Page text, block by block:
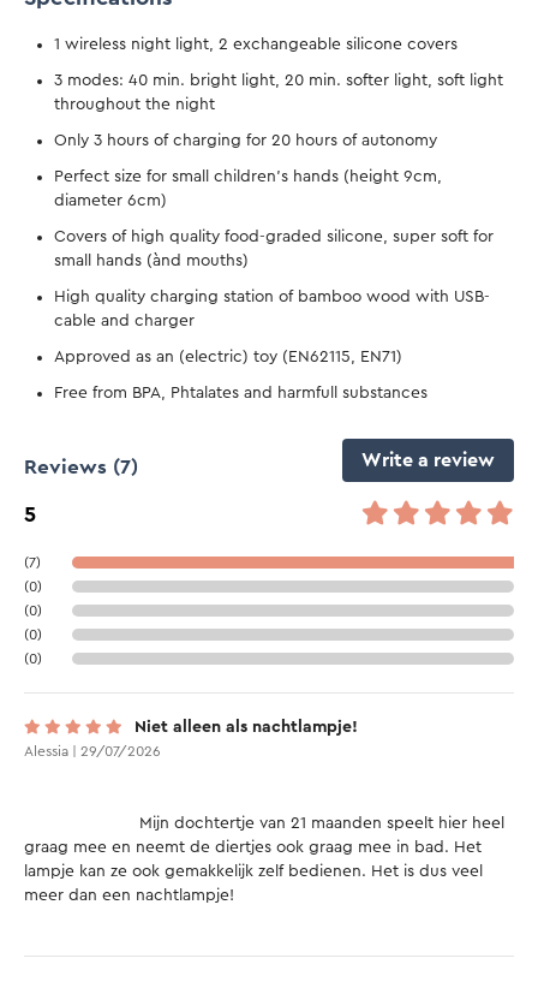
1 wireless night light, 2 exchangeable silicone covers
3 modes: 40 min. bright light, 20 min. softer light, soft light
throughout the night
Only 3 hours of charging for 20 hours of autonomy
Perfect size for small children's hands (height 9cm,
diameter 6cm)
Covers of high quality food-graded silicone, super soft for
small hands (ànd mouths)
High quality charging station of bamboo wood with USB-
cable and charger
Approved as an (electric) toy (EN62115, EN71)
Free from BPA, Phtalates and harmfull substances
Reviews (7) Write a review
5
(7)
(0)
(0)
(0)
(0)
Niet alleen als nachtlampje!
Alessia | 29/07/2026
graag mee en neemt de diertjes ook graag mee in bad. Het
lampje kan ze ook gemakkelijk zelf bedienen. Het is dus veel
meer dan een nachtlampje!